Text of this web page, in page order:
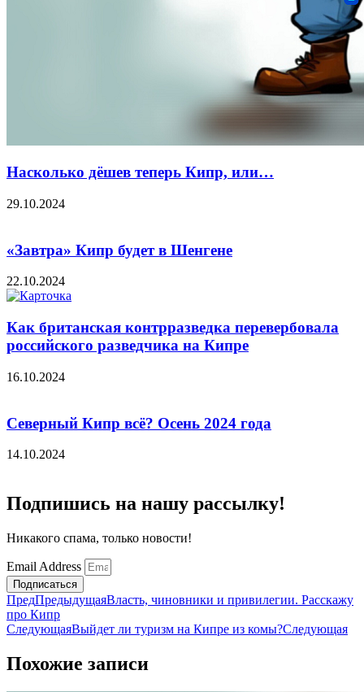
Насколько дёшев теперь Кипр, или…
29.10.2024
«Завтра» Кипр будет в Шенгене
22.10.2024
Как британская контрразведка перевербовала
российского разведчика на Кипре
16.10.2024
Северный Кипр всё? Осень 2024 года
14.10.2024
Подпишись на нашу рассылку!
Никакого спама, только новости!
Email Address
Подписаться
ПредПредыдущаяВласть, чиновники и привилегии. Расскажу
про Кипр
СледующаяВыйдет ли туризм на Кипре из комы?Следующая
Похожие записи